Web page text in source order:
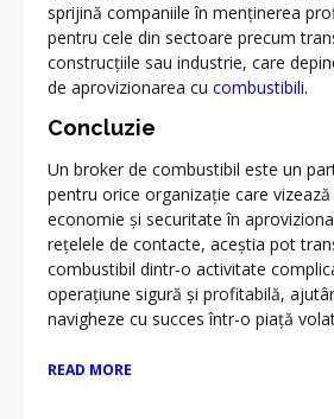
sprijină companiile în menținerea
pentru cele din sectoare precum
construcțiile sau industrie, care
de aprovizionarea cu combustibili.
Concluzie
Un broker de combustibil este un
pentru orice organizație care
economie și securitate în
rețelele de contacte, aceștia pot
combustibil dintr-o activitate
operațiune sigură și profitabilă,
navigheze cu succes într-o piață
READ MORE